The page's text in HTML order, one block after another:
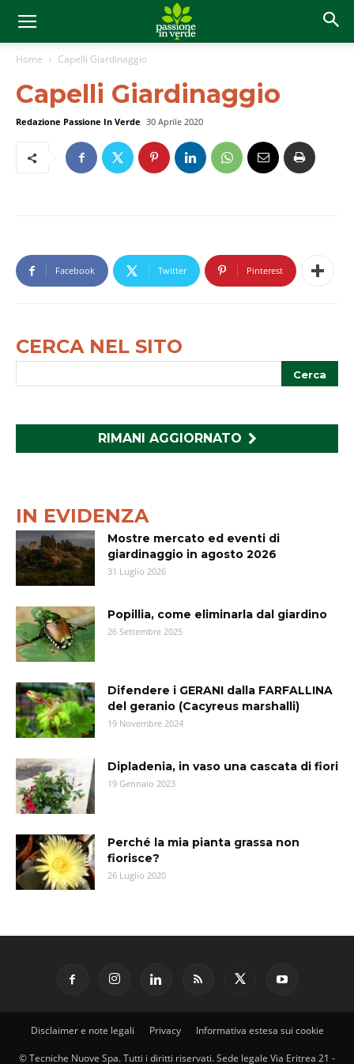
Home Capelli Giardinaggio
Capelli Giardinaggio
Redazione Passione In Verde 30 Aprile 2020
Facebook Twitter Pinterest
CERCA NEL SITO
RIMANI AGGIORNATO
IN EVIDENZA
Mostre mercato ed eventi di
giardinaggio in agosto 2026
31 Luglio 2026
Popillia, come eliminarla dal giardino
26 Settembre 2025
Difendere i GERANI dalla FARFALLINA
del geranio (Cacyreus marshalli)
19 Novembre 2024
Dipladenia, in vaso una cascata di fiori
19 Gennaio 2023
Perché la mia pianta grassa non
fiorisce?
26 Luglio 2020
Disclaimer e note legali Privacy Informativa estesa sui cookie
© Tecniche Nuove Spa. Tutti i diritti riservati. Sede legale Via Eritrea 21 -